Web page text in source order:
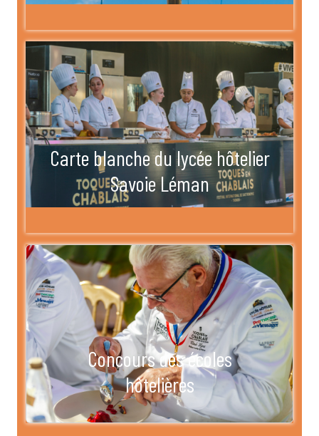
Carte blanche du lycée hôtelier
Savoie Léman
Concours des écoles
hôtelières